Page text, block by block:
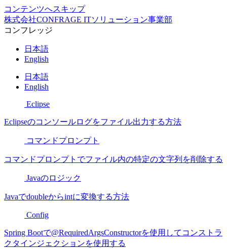
コンテンツへスキップ
株式会社CONFRAGE ITソリューション事業部
コンフレッジ
日本語
English
日本語
English
Eclipse
Eclipseのコンソールログをファイル出力する方法
コマンドプロンプト
コマンドプロンプトでファイル内の特定の文字列を削除する
Javaのロジック
Javaでdoubleからintに変換する方法
Config
Spring Bootで@RequiredArgsConstructorを使用してコンストラ
クタインジェクションを使用する